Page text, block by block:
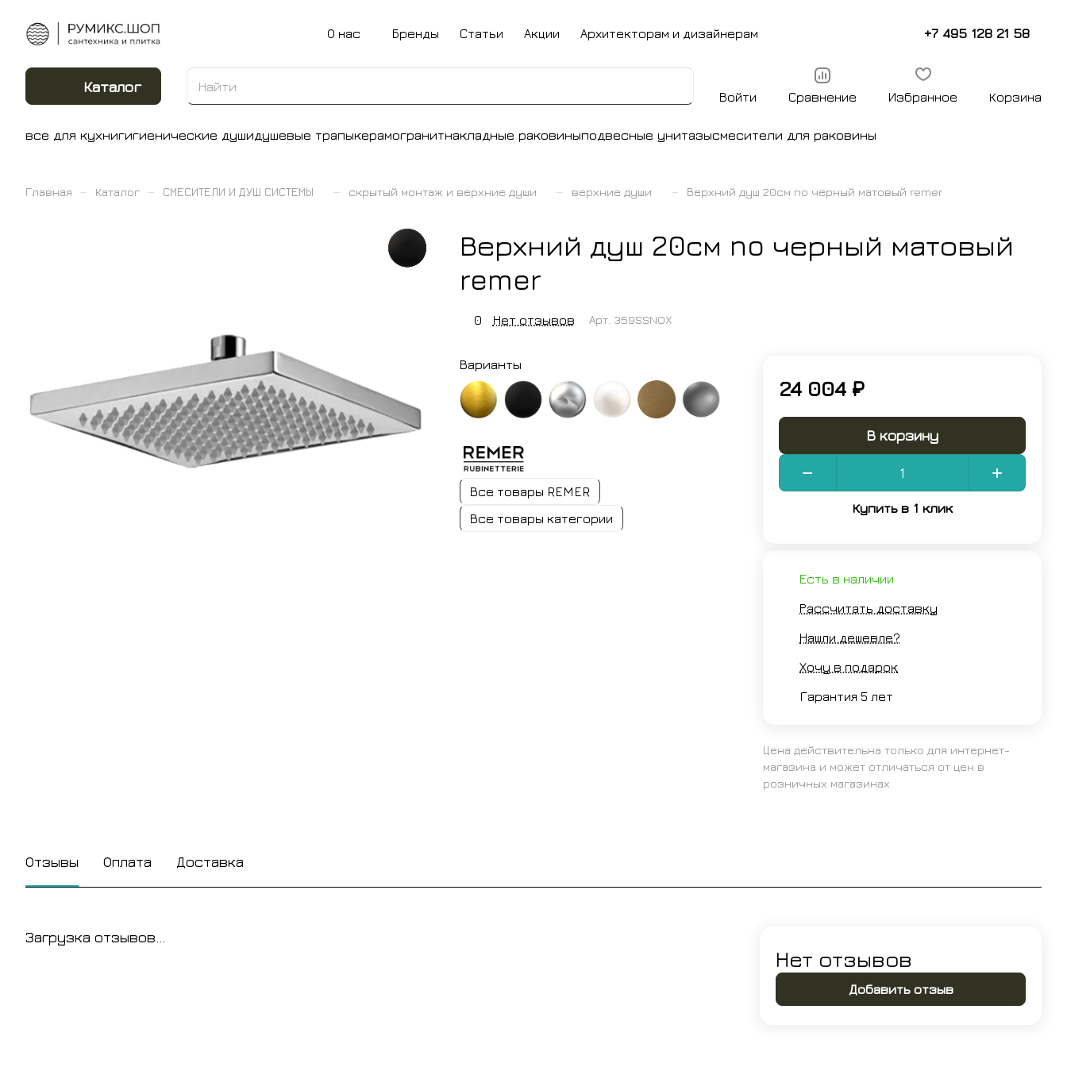
О нас Бренды Статьи Акции Архитекторам и дизайнерам +7 495 128 21 58
Каталог
Войти Сравнение Избранное Корзина
все для кухнигигиенические душидушевые трапыкерамогранитнакладные раковиныподвесные унитазысмесители для раковины
Главная – Каталог – СМЕСИТЕЛИ И ДУШ СИСТЕМЫ – скрытый монтаж и верхние души – верхние души – Верхний душ 20см no черный матовый remer
Верхний душ 20см no черный матовый
remer
0 Нет отзывов Арт. 359SSNOX
Варианты
брашированное
матовый
Все товары REMER
Все товары категории
24 004 ₽
В корзину
Купить в 1 клик
Есть в наличии
Рассчитать доставку
Нашли дешевле?
Хочу в подарок
Гарантия 5 лет
Цена действительна только для интернет-
магазина и может отличаться от цен в
розничных магазинах
Отзывы Оплата Доставка
Загрузка отзывов...
Нет отзывов
Добавить отзыв